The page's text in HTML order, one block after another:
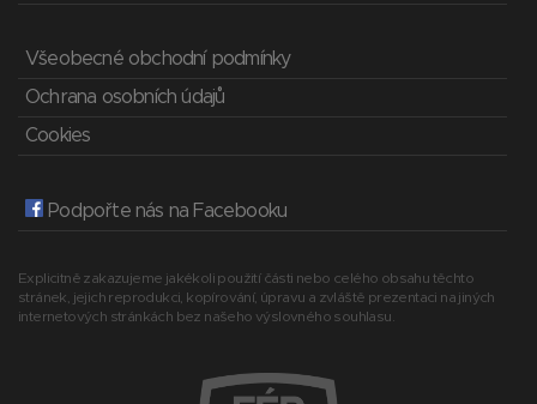
Všeobecné obchodní podmínky
Ochrana osobních údajů
Cookies
Podpořte nás na Facebooku
Explicitně zakazujeme jakékoli použití části nebo celého obsahu těchto
stránek, jejich reprodukci, kopírování, úpravu a zvláště prezentaci na jiných
internetových stránkách bez našeho výslovného souhlasu.